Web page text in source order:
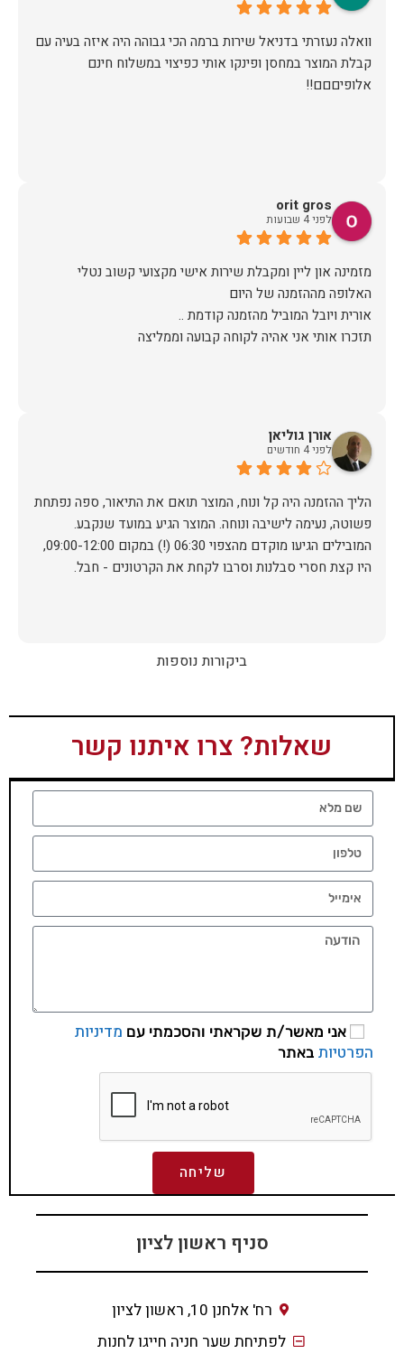
וואלה נעזרתי בדניאל שירות ברמה הכי גבוהה היה איזה בעיה עם
קבלת המוצר במחסן ופינקו אותי כפיצוי במשלוח חינם
אלופיםםם!!
orit gros
לפני 4 שבועות
מזמינה און ליין ומקבלת שירות אישי מקצועי קשוב נטלי
תזכרו אותי אני אהיה לקוחה קבועה וממליצה
אורן גוליאן
לפני 4 חודשים
הליך ההזמנה היה קל ונוח, המוצר תואם את התיאור, ספה נפתחת
פשוטה, נעימה לישיבה ונוחה. המוצר הגיע במועד שנקבע.
המובילים הגיעו מוקדם מהצפוי 06:30 (!) במקום 09:00-12:00,
היו קצת חסרי סבלנות וסרבו לקחת את הקרטונים - חבל.
ביקורות נוספות
שאלות? צרו איתנו קשר
אני מאשר/ת שקראתי והסכמתי עם מדיניות
הפרטיות באתר
שליחה
סניף ראשון לציון
רח' אלחנן 10, ראשון לציון
לפתיחת שער חניה חייגו לחנות